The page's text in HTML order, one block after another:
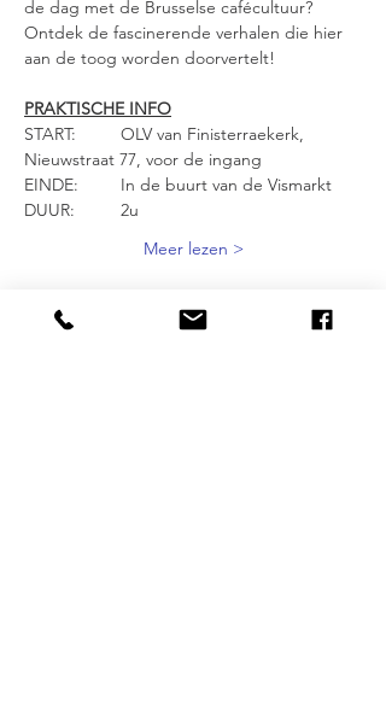
de dag met de Brusselse cafécultuur?
Ontdek de fascinerende verhalen die hier
aan de toog worden doorvertelt!
PRAKTISCHE INFO
START: 	OLV van Finisterraekerk,
Nieuwstraat 77, voor de ingang
EINDE: 	In de buurt van de Vismarkt
DUUR: 	2u
Meer lezen >